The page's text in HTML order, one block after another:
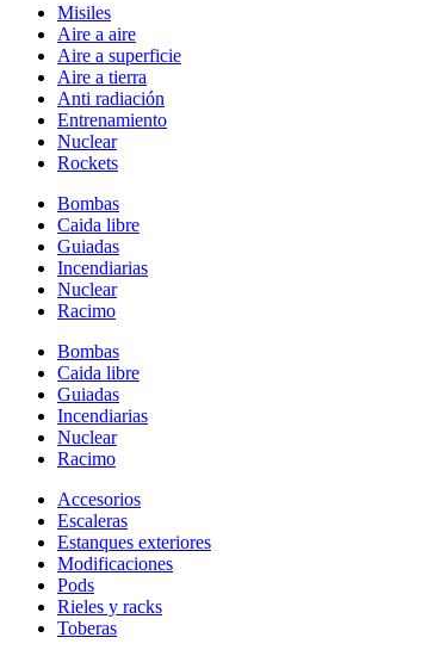
Misiles
Aire a aire
Aire a superficie
Aire a tierra
Anti radiación
Entrenamiento
Nuclear
Rockets
Bombas
Caida libre
Guiadas
Incendiarias
Nuclear
Racimo
Bombas
Caida libre
Guiadas
Incendiarias
Nuclear
Racimo
Accesorios
Escaleras
Estanques exteriores
Modificaciones
Pods
Rieles y racks
Toberas